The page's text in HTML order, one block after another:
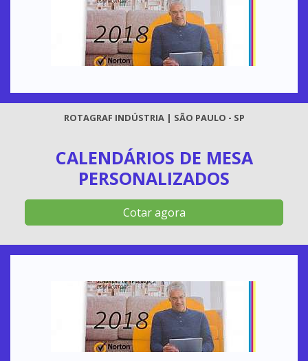
ROTAGRAF INDÚSTRIA | SÃO PAULO - SP
CALENDÁRIOS DE MESA
PERSONALIZADOS
Cotar agora